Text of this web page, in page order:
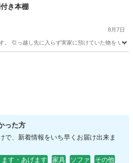
付き本棚
8月7日
。 引っ越し先に入らず実家に預けていた物を い
った方
で、新着情報をいち早くお届け出来ま
ます・あげます 家具 ソファ その他